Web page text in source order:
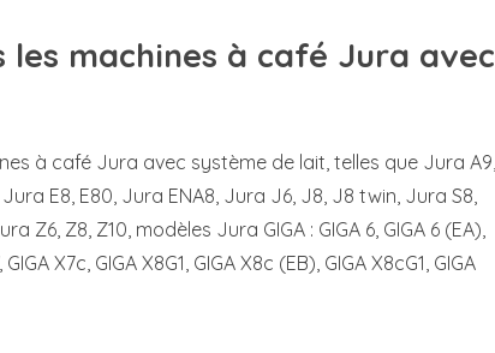
les machines à café Jura avec
à café Jura avec système de lait, telles que Jura A9,
E8, E80, Jura ENA8, Jura J6, J8, J8 twin, Jura S8,
Z6, Z8, Z10, modèles Jura GIGA : GIGA 6, GIGA 6 (EA),
GIGA X7c, GIGA X8G1, GIGA X8c (EB), GIGA X8cG1, GIGA